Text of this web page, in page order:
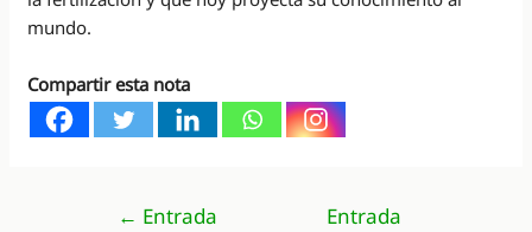
mundo.
Compartir esta nota
Navegación
← Entrada
Entrada